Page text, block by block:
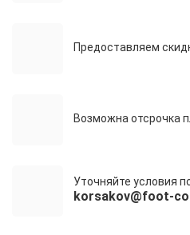
Предоставляем
Возможна отсрочка
Уточняйте условия
korsakov@foot-